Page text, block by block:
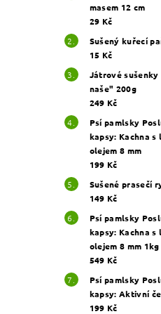
masem 12 cm
29 Kč
Sušený kuřecí
15 Kč
Játrové
naše" 200g
249 Kč
Psí pamlsky
kapsy: Kachna s
olejem 8 mm
199 Kč
Sušené prasečí
149 Kč
Psí pamlsky
kapsy: Kachna s
olejem 8 mm 1kg
549 Kč
Psí pamlsky
kapsy: Aktivní
199 Kč